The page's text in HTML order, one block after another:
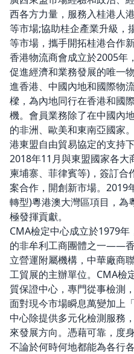
西各方力量，服務入桂港人
等市場;協助桂企產業升級，
等市場，攜手開拓桂港合作新
香港物流商會成立於2005年
促進經濟和業務發展的唯一
進香港、中國內地和國際物
樑，為內地同行在香港和國
機。會員業務除了在中國內
的非洲、歐美和東南亞國家
港東盟自由貿易協定的支持
2018年11月與東盟國家各大
柬埔寨、菲律賓等)，簽訂合
案合作，開創新市場。2019
轉型)粵港澳大灣區項目，為
極發揮貢獻。
CMA檢定中心成立於1979
的非牟利工商團體之一——
立營運附屬機構，中華廠商
工貿展的主辦單位。CMA檢
質保證中心，專門從事檢測
面對現今市場瞬息萬變加上
中心除提供多元化檢測服務
來發展方向。憑藉可靠，度
不論於何時何地都能為各行